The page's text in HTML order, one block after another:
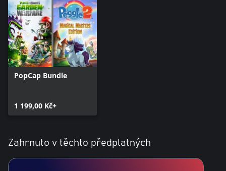
PopCap Bundle
1 199,00 Kč+
Zahrnuto v těchto předplatných